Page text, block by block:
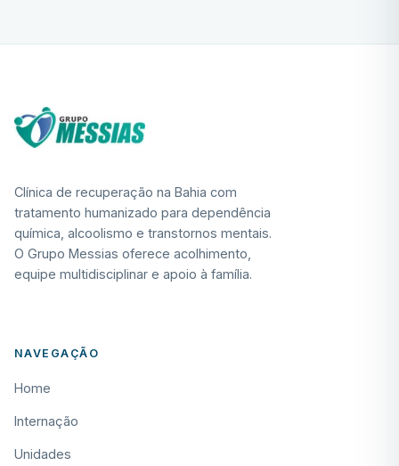
Clínica de recuperação na Bahia com
tratamento humanizado para dependência
química, alcoolismo e transtornos mentais.
O Grupo Messias oferece acolhimento,
equipe multidisciplinar e apoio à família.
NAVEGAÇÃO
Home
Internação
Unidades